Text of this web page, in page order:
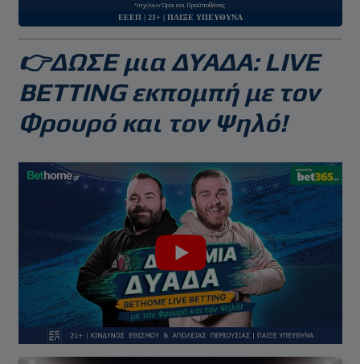
*Ισχύουν Όροι και Προϋποθέσεις
ΕΕΕΠ | 21+ | ΠΑΙΞΕ ΥΠΕΥΘΥΝΑ
👉ΔΩΣΕ μια ΔΥΑΔΑ: LIVE
BETTING εκπομπή με τον
Φρουρό και τον Ψηλό!